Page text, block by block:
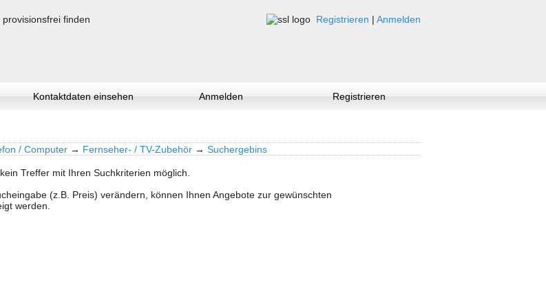
Registrieren | Anmelden
Kontaktdaten einsehen Anmelden Registrieren
/ Computer → Fernseher- / TV-Zubehör → Suchergebins
Treffer mit Ihren Suchkriterien möglich.
(z.B. Preis) verändern, können Ihnen Angebote zur gewünschten
werden.